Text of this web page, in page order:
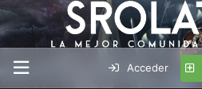
Acceder